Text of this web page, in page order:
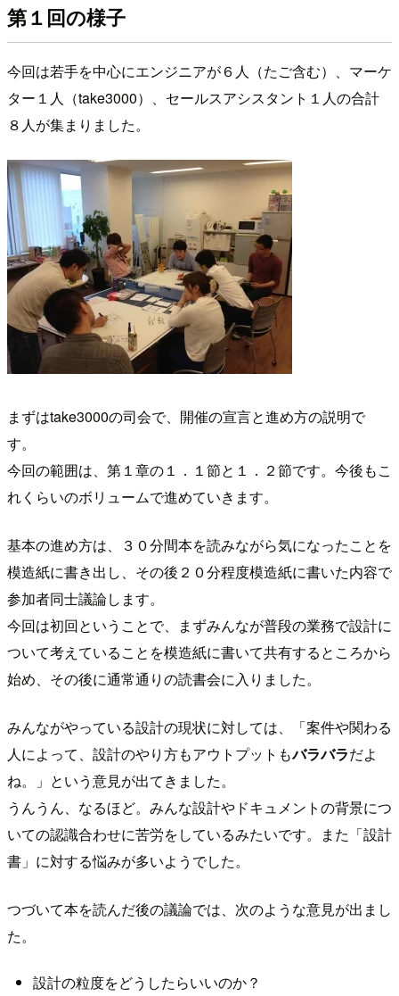
第１回の様子
今回は若手を中心にエンジニアが６人（たご含む）、マーケ
ター１人（take3000）、セールスアシスタント１人の合計
８人が集まりました。
まずはtake3000の司会で、開催の宣言と進め方の説明で
す。
今回の範囲は、第１章の１．１節と１．２節です。今後もこ
れくらいのボリュームで進めていきます。
基本の進め方は、３０分間本を読みながら気になったことを
模造紙に書き出し、その後２０分程度模造紙に書いた内容で
参加者同士議論します。
今回は初回ということで、まずみんなが普段の業務で設計に
ついて考えていることを模造紙に書いて共有するところから
始め、その後に通常通りの読書会に入りました。
みんながやっている設計の現状に対しては、「案件や関わる
人によって、設計のやり方もアウトプットもバラバラだよ
ね。」という意見が出てきました。
うんうん、なるほど。みんな設計やドキュメントの背景につ
いての認識合わせに苦労をしているみたいです。また「設計
書」に対する悩みが多いようでした。
つづいて本を読んだ後の議論では、次のような意見が出まし
た。
設計の粒度をどうしたらいいのか？